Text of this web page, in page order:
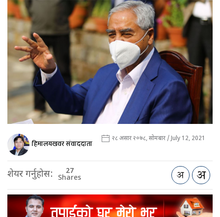
हिमालयखवर संवाददाता २८ असार २०७८, सोमबार / July 12, 2021
शेयर गर्नुहोस: 27
Shares